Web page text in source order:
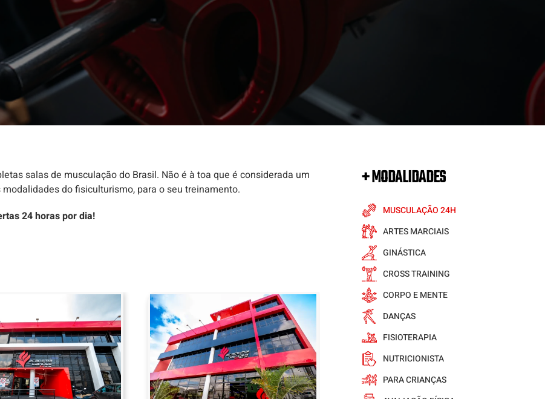
salas de musculação do Brasil. Não é à toa que é considerada um
do fisiculturismo, para o seu treinamento.
24 horas por dia!
+ MODALIDADES
MUSCULAÇÃO 24H
ARTES MARCIAIS
GINÁSTICA
CROSS TRAINING
CORPO E MENTE
DANÇAS
FISIOTERAPIA
NUTRICIONISTA
PARA CRIANÇAS